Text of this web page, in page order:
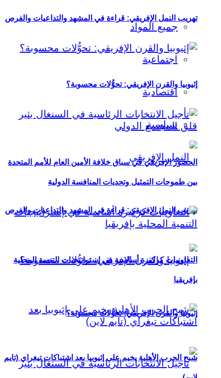
جميع المواد
اجتماعية
اقتصادية
سياسية
تهريب النمل الإفريقي: قراءة في المشهد والتداعيات والفرص
إثيوبيا والقرن الإفريقي: تحوُّلات محسوبة؟
تهريب النمل الإفريقي: قراءة في المشهد والتداعيات والفرص
إثيوبيا والقرن الإفريقي: تحوُّلات محسوبة؟
الحضور الإفريقي في سباق خلافة الأمين العام للأمم المتحدة
بين طموحات التمثيل وتحديات المنافسة الدولية
التعاونيات كركيزة أساسية في إستراتيجيات التنمية المحلية
بإفريقيا
شبح الحرب الأهلية يخيم على إثيوبيا بعد اشتباكات تيغراي (تايم